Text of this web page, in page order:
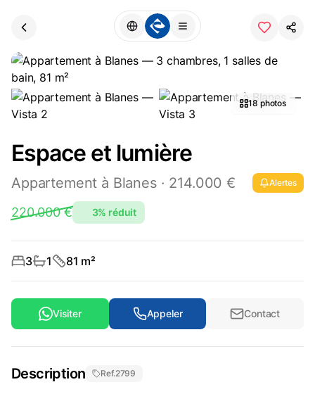
18 photos
Espace et lumière
Appartement à Blanes· 214.000 € Alertes
220.000€ 3% réduit
3 1 81 m²
Visiter Appeler Contact
Description Ref.2799